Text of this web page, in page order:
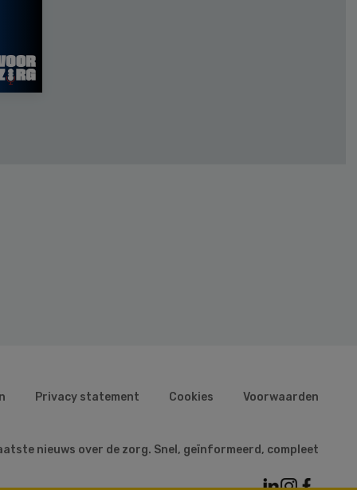
Privacy statement Cookies Voorwaarden
nieuws over de zorg. Snel, geïnformeerd, compleet